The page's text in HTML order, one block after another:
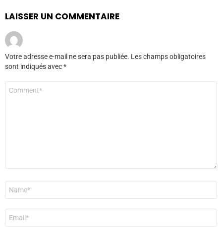
LAISSER UN COMMENTAIRE
Votre adresse e-mail ne sera pas publiée. Les champs obligatoires
sont indiqués avec*
mail
*